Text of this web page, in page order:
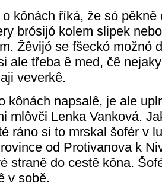
kônách říká, že só pěkně
brósijó kolem slipek
Žêvijó se fšeckó možnó
ale třeba ê med, čê
veverkê.
kônách napsalê, je ale
mlôvči Lenka Vanková.
ráno si to mrskal šofér v
od Protivanova k
stranê do cestê kôna.
v sobě.